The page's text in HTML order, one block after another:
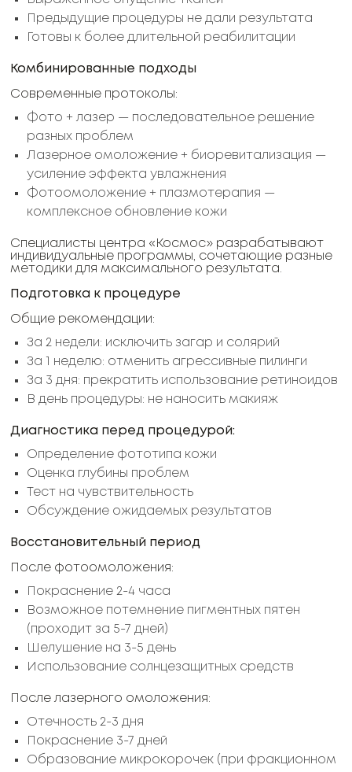
Предыдущие процедуры не дали результата
Готовы к более длительной реабилитации
Комбинированные подходы
Современные протоколы:
Фото + лазер — последовательное решение
разных проблем
Лазерное омоложение + биоревитализация —
усиление эффекта увлажнения
Фотоомоложение + плазмотерапия —
комплексное обновление кожи
Специалисты центра «Космос» разрабатывают
индивидуальные программы, сочетающие разные
методики для максимального результата.
Подготовка к процедуре
Общие рекомендации:
За 2 недели: исключить загар и солярий
За 1 неделю: отменить агрессивные пилинги
За 3 дня: прекратить использование ретиноидов
В день процедуры: не наносить макияж
Диагностика перед процедурой:
Определение фототипа кожи
Оценка глубины проблем
Тест на чувствительность
Обсуждение ожидаемых результатов
Восстановительный период
После фотоомоложения:
Покраснение 2-4 часа
Возможное потемнение пигментных пятен
(проходит за 5-7 дней)
Шелушение на 3-5 день
Использование солнцезащитных средств
После лазерного омоложения:
Отечность 2-3 дня
Покраснение 3-7 дней
Образование микрокорочек (при фракционном